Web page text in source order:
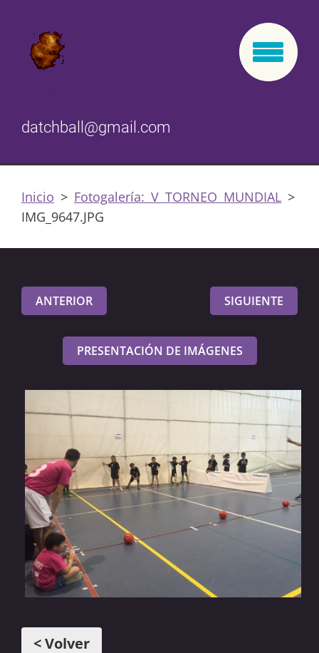
datchball@gmail.com
Inicio > Fotogalería: V TORNEO MUNDIAL >
IMG_9647.JPG
ANTERIOR SIGUIENTE
PRESENTACIÓN DE IMÁGENES
< Volver